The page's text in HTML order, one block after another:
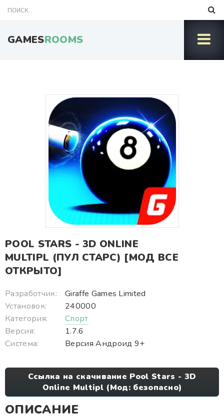
GAMESROOMS
POOL STARS - 3D ONLINE
MULTIPL (ПУЛ СТАРС) [МОД ВСЕ
ОТКРЫТО]
Разработчик:
Giraffe Games Limited
Установок:
240000
Категория:
Спорт
Версия:
1.7.6
Система:
Версия Андроид 9+
Ссылка на скачивание Pool Stars - 3D
Online Multipl (Мод: безопасно)
ОПИСАНИЕ